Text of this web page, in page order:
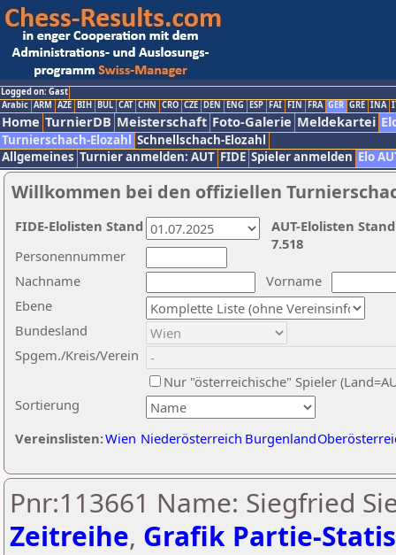
Logged on: Gast
Arabic ARM AZE BIH BUL CAT CHN CRO CZE DEN ENG ESP FAI FIN FRA GER GRE INA
Home TurnierDB Meisterschaft Foto-Galerie Meldekartei
Turnierschach-Elozahl Schnellschach-Elozahl
Allgemeines Turnier anmelden: AUT FIDE Spieler anmelden Elo
Willkommen bei den offiziellen
Nachname
Vorname
Ebene
Sortierung
Personennummer
Bundesland
Spgem./Kreis/Verein
Nur "österreichische" Spieler
Vereinslisten:Wien Niederösterreich Burgenland
AUT-Elolisten
7.518
FIDE-Elolisten Stand
Pnr:113661 Name: Siegfried
Zeitreihe, Grafik Partie-